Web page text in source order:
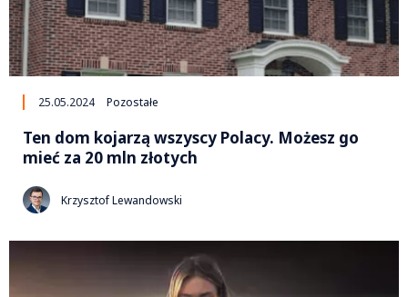
25.05.2024 Pozostałe
Ten dom kojarzą wszyscy Polacy. Możesz go
mieć za 20 mln złotych
Krzysztof Lewandowski